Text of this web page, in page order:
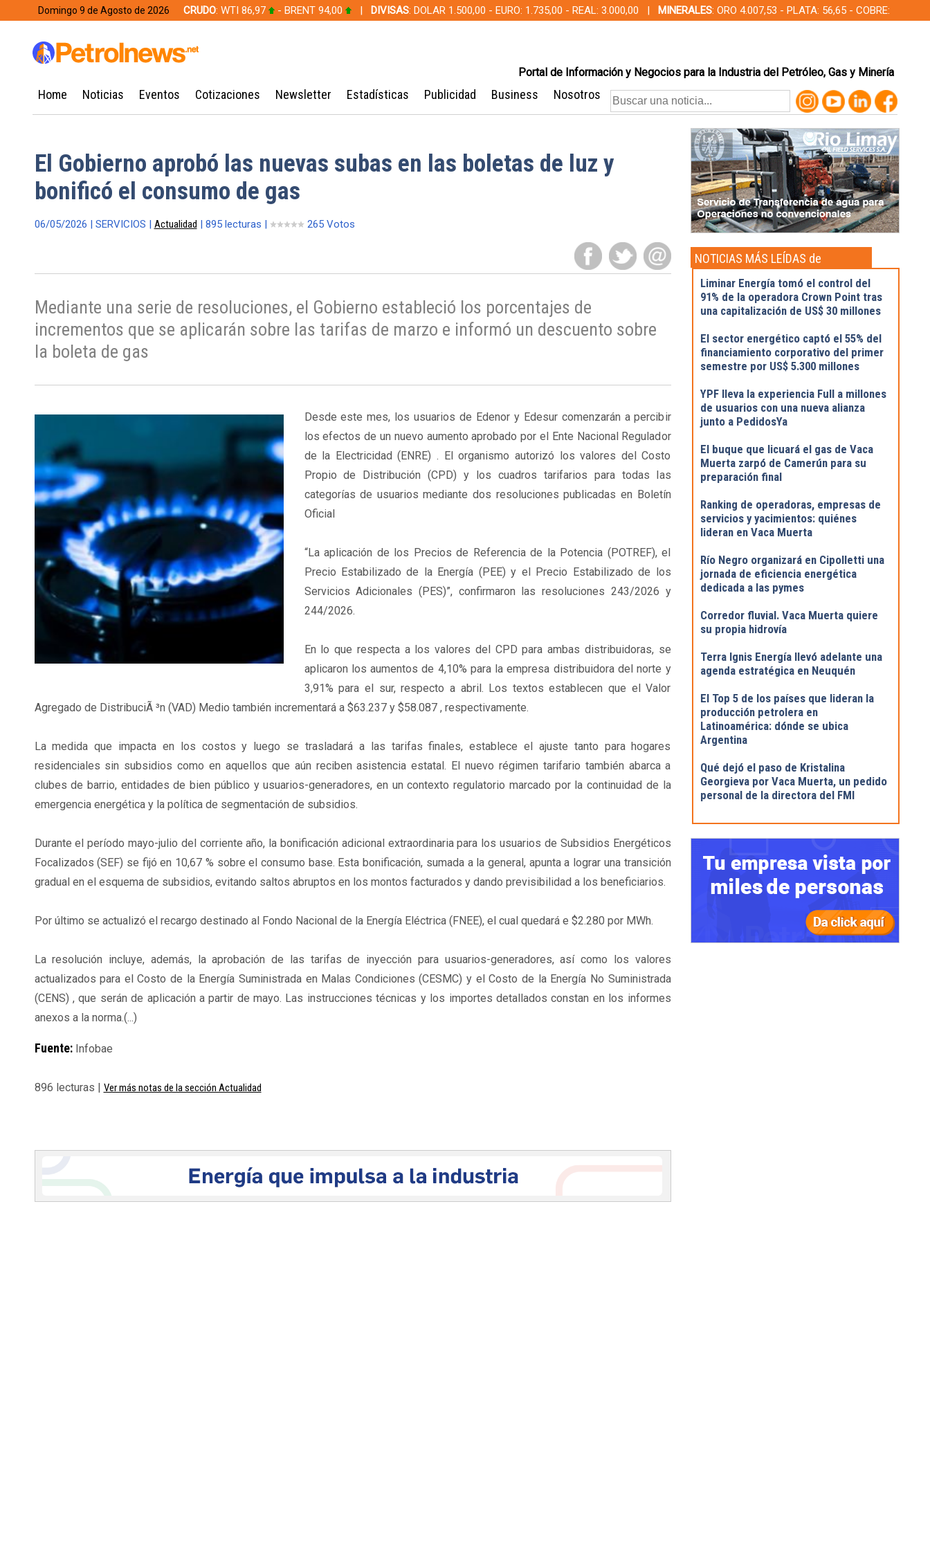
Domingo 9 de Agosto de 2026 CRUDO: WTI 86,97 - BRENT 94,00 | DIVISAS: DOLAR 1.500,00 - EURO: 1.735,00 - REAL: 3.000,00 | MINERALES: ORO 4.007,53 - PLATA: 56,65 - COBRE:
Portal de Información y Negocios para la Industria del Petróleo, Gas y Minería
Home Noticias Eventos Cotizaciones Newsletter Estadísticas Publicidad Business Nosotros
El Gobierno aprobó las nuevas subas en las boletas de luz y
bonificó el consumo de gas
06/05/2026 | SERVICIOS | Actualidad | 895 lecturas | 265 Votos
Mediante una serie de resoluciones, el Gobierno estableció los porcentajes de
incrementos que se aplicarán sobre las tarifas de marzo e informó un descuento sobre
la boleta de gas
Desde este mes, los usuarios de Edenor y Edesur comenzarán a percibir
los efectos de un nuevo aumento aprobado por el Ente Nacional Regulador
de la Electricidad (ENRE) . El organismo autorizó los valores del Costo
Propio de Distribución (CPD) y los cuadros tarifarios para todas las
categorías de usuarios mediante dos resoluciones publicadas en Boletín
Oficial
“La aplicación de los Precios de Referencia de la Potencia (POTREF), el
Precio Estabilizado de la Energía (PEE) y el Precio Estabilizado de los
Servicios Adicionales (PES)”, confirmaron las resoluciones 243/2026 y
244/2026.
En lo que respecta a los valores del CPD para ambas distribuidoras, se
aplicaron los aumentos de 4,10% para la empresa distribuidora del norte y
3,91% para el sur, respecto a abril. Los textos establecen que el Valor
Agregado de DistribuciÃ ³n (VAD) Medio también incrementará a $63.237 y $58.087 , respectivamente.
La medida que impacta en los costos y luego se trasladará a las tarifas finales, establece el ajuste tanto para hogares
residenciales sin subsidios como en aquellos que aún reciben asistencia estatal. El nuevo régimen tarifario también abarca a
clubes de barrio, entidades de bien público y usuarios-generadores, en un contexto regulatorio marcado por la continuidad de la
emergencia energética y la política de segmentación de subsidios.
Durante el período mayo-julio del corriente año, la bonificación adicional extraordinaria para los usuarios de Subsidios Energéticos
Focalizados (SEF) se fijó en 10,67 % sobre el consumo base. Esta bonificación, sumada a la general, apunta a lograr una transición
gradual en el esquema de subsidios, evitando saltos abruptos en los montos facturados y dando previsibilidad a los beneficiarios.
Por último se actualizó el recargo destinado al Fondo Nacional de la Energía Eléctrica (FNEE), el cual quedará e $2.280 por MWh.
La resolución incluye, además, la aprobación de las tarifas de inyección para usuarios-generadores, así como los valores
actualizados para el Costo de la Energía Suministrada en Malas Condiciones (CESMC) y el Costo de la Energía No Suministrada
(CENS) , que serán de aplicación a partir de mayo. Las instrucciones técnicas y los importes detallados constan en los informes
anexos a la norma.(...)
Fuente:Infobae
896 lecturas | Ver más notas de la sección Actualidad
NOTICIAS MÁS LEÍDAS de
Actualidad
Liminar Energía tomó el control del
91% de la operadora Crown Point tras
una capitalización de US$ 30 millones
El sector energético captó el 55% del
financiamiento corporativo del primer
semestre por US$ 5.300 millones
YPF lleva la experiencia Full a millones
de usuarios con una nueva alianza
junto a PedidosYa
El buque que licuará el gas de Vaca
Muerta zarpó de Camerún para su
preparación final
Ranking de operadoras, empresas de
servicios y yacimientos: quiénes
lideran en Vaca Muerta
Río Negro organizará en Cipolletti una
jornada de eficiencia energética
dedicada a las pymes
Corredor fluvial. Vaca Muerta quiere
su propia hidrovía
Terra Ignis Energía llevó adelante una
agenda estratégica en Neuquén
El Top 5 de los países que lideran la
producción petrolera en
Latinoamérica: dónde se ubica
Argentina
Qué dejó el paso de Kristalina
Georgieva por Vaca Muerta, un pedido
personal de la directora del FMI